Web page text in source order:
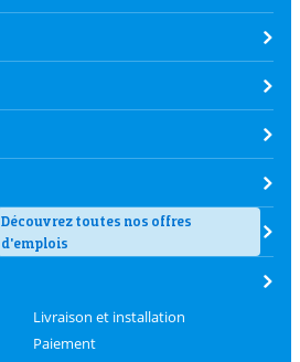
Découvrez toutes nos offres
d'emplois
Livraison et installation
Paiement